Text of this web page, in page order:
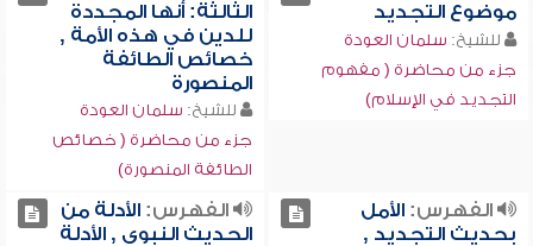
موضوع التجديد
للشيخ: سلمان العودة
جزء من محاضرة ( مفهوم
التجديد في الإسلام)
الثالثة: أنها المجددة
للدين في هذه الأمة ,
خصائص الطائفة
المنصورة
للشيخ: سلمان العودة
جزء من محاضرة ( خصائص
الطائفة المنصورة)
الفهرس:الأمل
بحديث التجديد ,
الفهرس:الأدلة من
الحديث النبوي , الأدلة